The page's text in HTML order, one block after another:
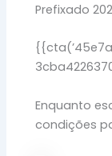
Prefixado
Enquanto
condições